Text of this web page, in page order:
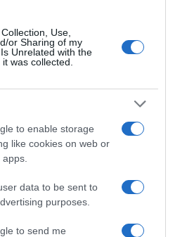
Use,
or Sharing of my
Unrelated with the
was collected.
to enable storage
like cookies on web or
data to be sent to
purposes.
to send me